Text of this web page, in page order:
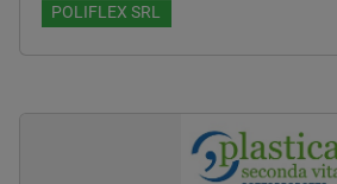
POLIFLEX SRL